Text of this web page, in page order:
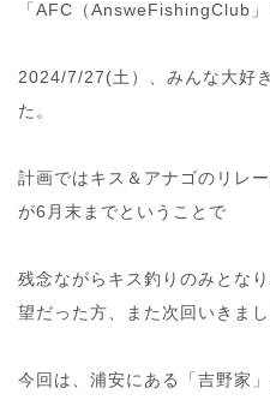
「AFC（AnsweFishingClub」
2024/7/27(土）、みんな大好き
た。
計画ではキス＆アナゴのリレ
が6月末までということで
残念ながらキス釣りのみとな
望だった方、また次回いきまし
今回は、浦安にある「吉野家